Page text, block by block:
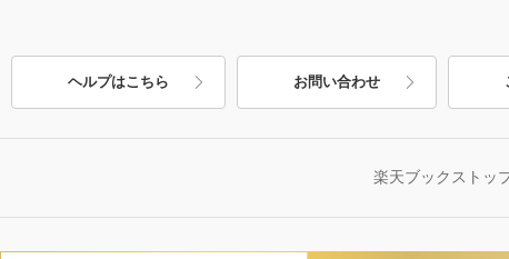
ヘルプはこちら お問い合わせ
楽天ブックストッ